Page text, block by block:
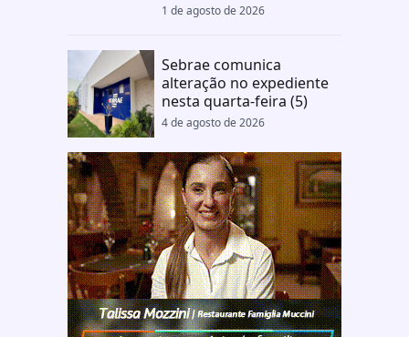
1 de agosto de 2026
Sebrae comunica
alteração no expediente
nesta quarta-feira (5)
4 de agosto de 2026